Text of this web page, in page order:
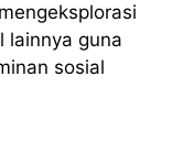
lainnya guna
sosial